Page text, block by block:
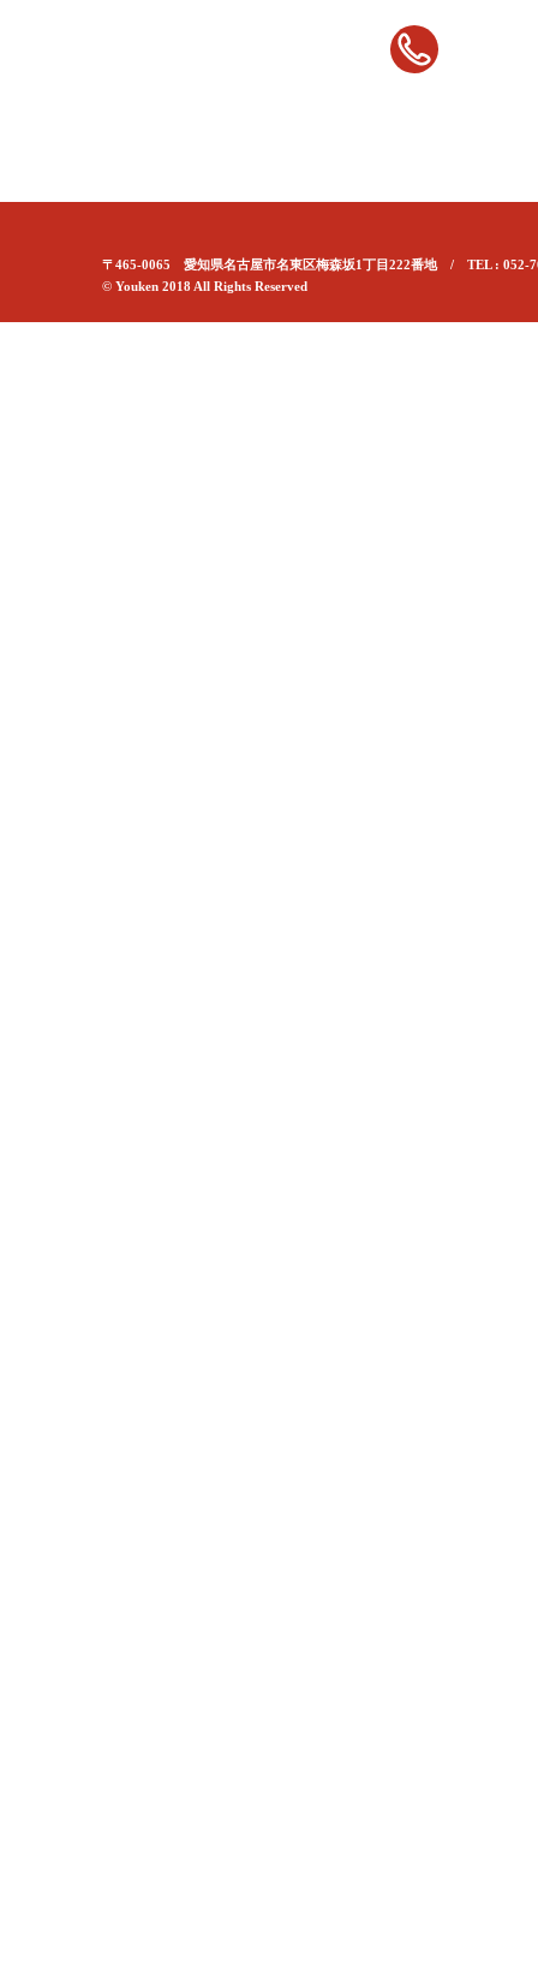
〒465-0065 愛知県名古屋市名東区梅森坂1丁目222番地 / TEL : 052-
© Youken 2018 All Rights Reserved